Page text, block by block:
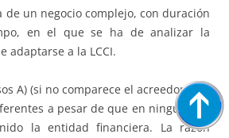
de un negocio complejo, con duración
en el que se ha de analizar la
adaptarse a la LCCI.
A) (si no comparece el acreedor) y B)
a pesar de que en ninguno de
la entidad financiera. La razón